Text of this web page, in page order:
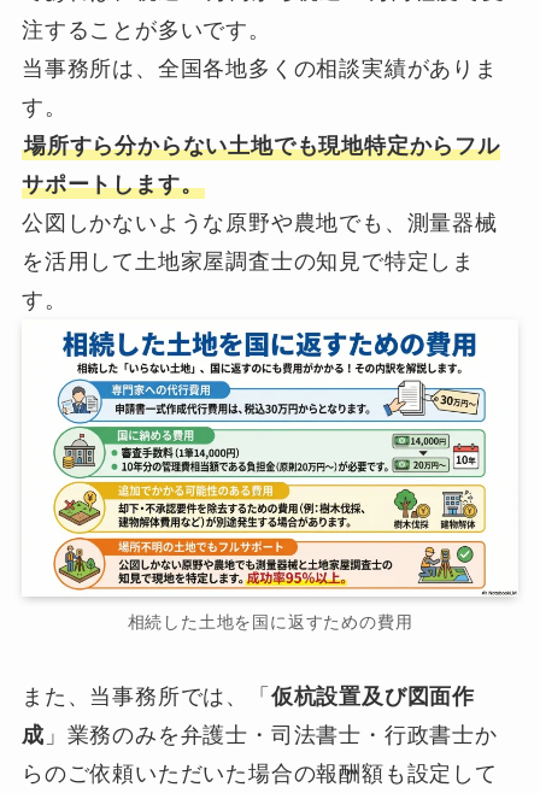
注することが多いです。
当事務所は、全国各地多くの相談実績がありま
す。
場所すら分からない土地でも現地特定からフル
サポートします。
公図しかないような原野や農地でも、測量器械
を活用して土地家屋調査士の知見で特定しま
す。
相続した土地を国に返すための費用
また、当事務所では、「 仮杭設置及び図面作
成 」業務のみを弁護士・司法書士・行政書士か
らのご依頼いただいた場合の報酬額も設定して